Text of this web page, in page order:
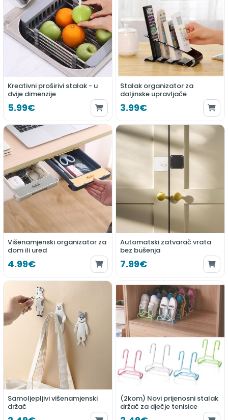
Kreativni proširivi stalak - u
dvije dimenzije
5.99€
Stalak organizator za
daljinske upravljače
3.99€
Višenamjenski organizator za
dom ili ured
4.99€
Automatski zatvarač vrata
bez bušenja
7.99€
Samoljepljivi višenamjenski
držač
(2kom) Novi prijenosni stalak
držač za dječje tenisice